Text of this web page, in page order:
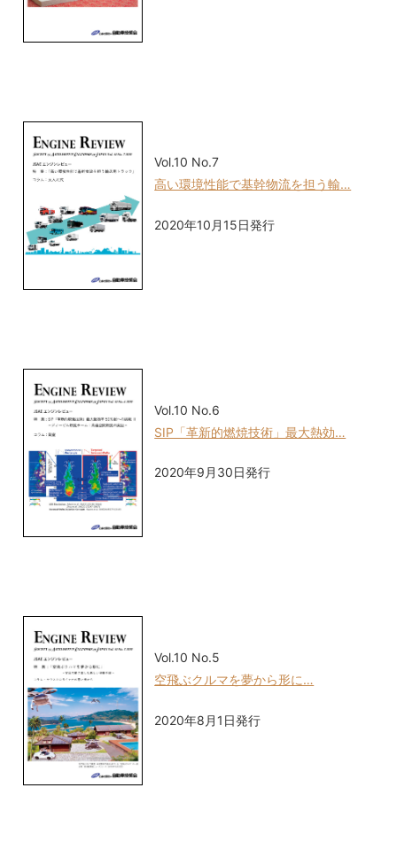
Vol.10 No.7
高い環境性能で基幹物流を担う輸…
2020年10月15日発行
Vol.10 No.6
SIP「革新的燃焼技術」最大熱効…
2020年9月30日発行
Vol.10 No.5
空飛ぶクルマを夢から形に…
2020年8月1日発行